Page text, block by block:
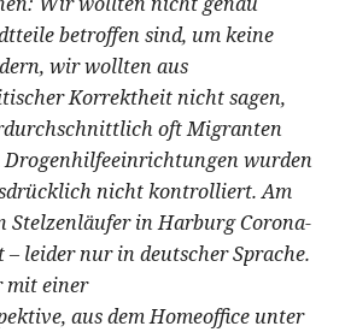
betroffen sind, um keine
wir wollten aus
Korrektheit nicht sagen,
oft Migranten
Drogenhilfeeinrichtungen wurden
nicht kontrolliert. Am
Stelzenläufer in Harburg Corona-
leider nur in deutscher Sprache.
mit einer
aus dem Homeoffice unter